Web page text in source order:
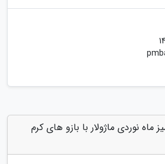
نوردی ماژولار با بازو های کرم